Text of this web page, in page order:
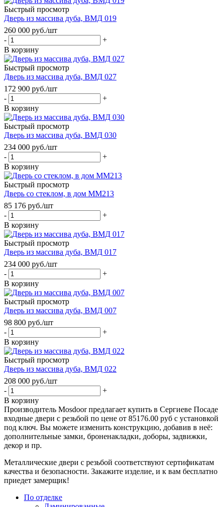
Быстрый просмотр
Дверь из массива дуба, ВМД 019
260 000 руб./шт
-
+
В корзину
Быстрый просмотр
Дверь из массива дуба, ВМД 027
172 900 руб./шт
-
+
В корзину
Быстрый просмотр
Дверь из массива дуба, ВМД 030
234 000 руб./шт
-
+
В корзину
Быстрый просмотр
Дверь со стеклом, в дом ММ213
85 176 руб./шт
-
+
В корзину
Быстрый просмотр
Дверь из массива дуба, ВМД 017
234 000 руб./шт
-
+
В корзину
Быстрый просмотр
Дверь из массива дуба, ВМД 007
98 800 руб./шт
-
+
В корзину
Быстрый просмотр
Дверь из массива дуба, ВМД 022
208 000 руб./шт
-
+
В корзину
Производитель Mosdoor предлагает купить в Сергиеве Посаде
входные двери с резьбой по цене от 85176.00 руб с установкой
под ключ. Вы можете изменить конструкцию, добавив в неё:
дополнительные замки, броненакладки, доборы, задвижки,
декор и пр.
Металлические двери с резьбой соответствуют сертификатам
качества и безопасности. Закажите изделие, и к вам бесплатно
приедет замерщик!
По отделке